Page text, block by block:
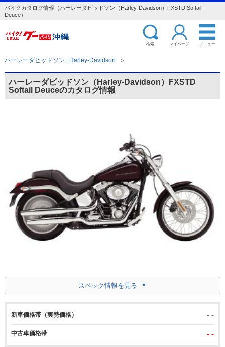
バイクカタログ情報（ハーレーダビッドソン（Harley-Davidson）FXSTD Softail
Deuce）
検索 マイページ メニュー
ハーレーダビッドソン | Harley-Davidson ＞
ハーレーダビッドソン（Harley-Davidson）FXSTD
Softail Deuceのカタログ情報
スペック情報を見る
新車価格帯（実勢価格） - -
中古車価格帯 - -